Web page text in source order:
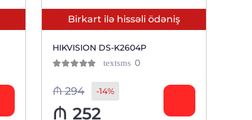
Birkart ilə hissəli ödəniş
HIKVISION DS-K2604P
textsms 0отзывов
₼294 -14%
₼ 252